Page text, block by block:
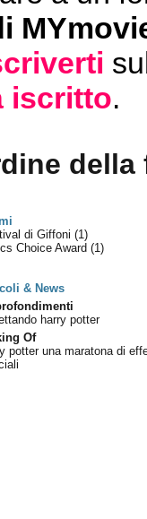
iscritto.
della
di Giffoni (1)
Choice Award (1)
& News
harry potter
Of
potter una maratona di